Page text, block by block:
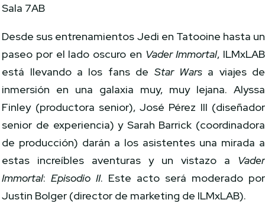
Sala 7AB
Desde sus entrenamientos Jedi en Tatooine hasta un
paseo por el lado oscuro en Vader Immortal, ILMxLAB
está llevando a los fans de Star Warsa viajes de
inmersión en una galaxia muy, muy lejana. Alyssa
Finley (productora senior), José Pérez III (diseñador
senior de experiencia) y Sarah Barrick (coordinadora
de producción) darán a los asistentes una mirada a
estas increíbles aventuras y un vistazo a Vader
Immortal:Episodio II. Este acto será moderado por
Justin Bolger (director de marketing de ILMxLAB).